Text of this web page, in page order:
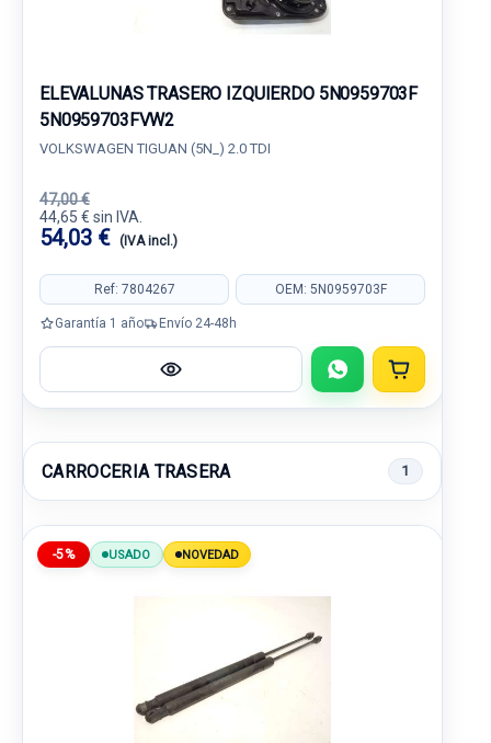
ELEVALUNAS TRASERO IZQUIERDO 5N0959703F
5N0959703FVW2
VOLKSWAGEN TIGUAN (5N_) 2.0 TDI
47,00 €
44,65 € sin IVA.
54,03 € (IVA incl.)
Ref: 7804267 OEM: 5N0959703F
Garantía 1 año Envío 24-48h
CARROCERIA TRASERA 1
-5% USADO NOVEDAD